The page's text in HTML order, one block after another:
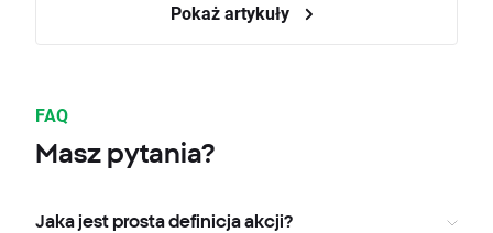
Pokaż artykuły
FAQ
Masz pytania?
Jaka jest prosta definicja akcji?